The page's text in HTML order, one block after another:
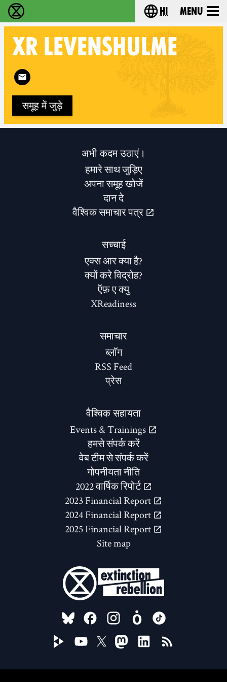
विलुप्ति विद्रोह - Home Choose your
hi Menu
XR LEVENSHULME
Follow XR Levenshulme on
समूह में जुड़े
अभी कदम उठाएं।
हमारे साथ जुड़िए
अपना समूह खोजें
दान दे
वैश्विक समाचार पत्र
सच्चाई
एक्स आर क्या है?
क्यों करे विद्रोह?
ऍफ़ ए क्यु
XReadiness
समाचार
ब्लॉग
RSS Feed
प्रेस
वैश्विक सहायता
Events & Trainings
हमसे संपर्क करें
वेब टीम से संपर्क करें
गोपनीयता नीति
2022 वार्षिक रिपोर्ट
2023 Financial Report
2024 Financial Report
2025 Financial Report
Site map
FOLLOW US ON